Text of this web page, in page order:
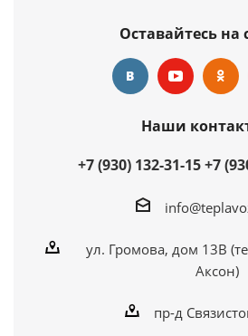
Оставайтесь на
Наши
+7 (930) 132-31-15+7
ул. Громова, дом 13В
Аксон)
пр-д